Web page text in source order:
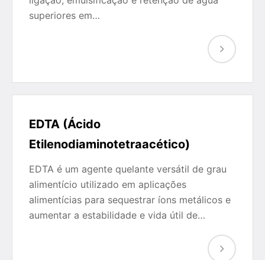
superiores em…
EDTA (Ácido
Etilenodiaminotetraacético)
EDTA é um agente quelante versátil de grau
alimentício utilizado em aplicações
alimentícias para sequestrar íons metálicos e
aumentar a estabilidade e vida útil de…